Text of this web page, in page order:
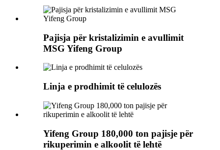
Pajisja për kristalizimin e avullimit
MSG Yifeng Group
Linja e prodhimit të celulozës
Yifeng Group 180,000 ton pajisje për
rikuperimin e alkoolit të lehtë